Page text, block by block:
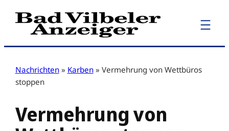
Zum
Inhalt
Nachrichten » Karben » Vermehrung von Wettbüros
stoppen
Vermehrung von